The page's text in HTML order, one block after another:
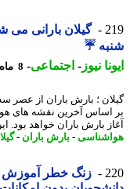
گیلان بارانی می
☔
نیوز-اجتماعی-8 ماه پیش - دوشنبه 10 آذر 1404، 12:46
؛ بارش باران از عصر سه
آخرین نقشه های
بارش باران خواهد بود. این
-بارش باران- گیلان-
زنگ خطر آموزش